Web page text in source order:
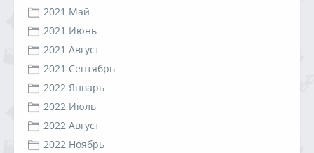
2021 Май
2021 Июнь
2021 Август
2021 Сентябрь
2022 Январь
2022 Июль
2022 Август
2022 Ноябрь